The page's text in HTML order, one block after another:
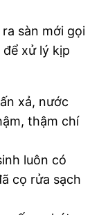
sàn mới gọi
để xử lý kịp
xả, nước
thậm chí
luôn có
cọ rửa sạch